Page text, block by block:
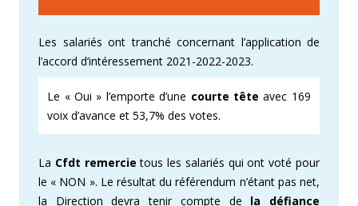
Les salariés ont tranché concernant l’application de
l’accord d’intéressement 2021-2022-2023.
Le « Oui » l’emporte d’une courte tête avec 169
voix d’avance et 53,7% des votes.
La Cfdt remercie tous les salariés qui ont voté pour
le « NON ». Le résultat du référendum n’étant pas net,
la Direction devra tenir compte de la défiance